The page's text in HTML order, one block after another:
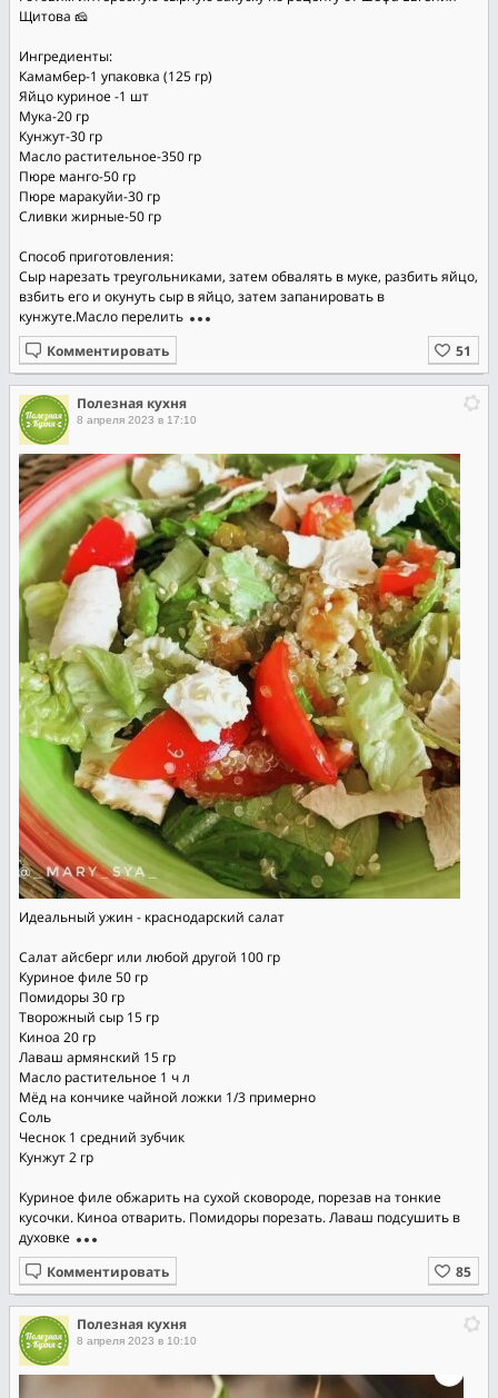
Щитова 🧀
Ингредиенты:
Камамбер-1 упаковка (125 гр)
Яйцо куриное -1 шт
Мука-20 гр
Кунжут-30 гр
Масло растительное-350 гр
Пюре манго-50 гр
Пюре маракуйи-30 гр
Сливки жирные-50 гр
Способ приготовления:
Сыр нарезать треугольниками, затем обвалять в муке, разбить яйцо,
взбить его и окунуть сыр в яйцо, затем запанировать в
кунжуте.Масло перелить
Комментировать
Полезная кухня
8 апреля 2023 в 17:10
Идеальный ужин - краснодарский салат
Салат айсберг или любой другой 100 гр
Куриное филе 50 гр
Помидоры 30 гр
Творожный сыр 15 гр
Киноа 20 гр
Лаваш армянский 15 гр
Масло растительное 1 ч л
Мёд на кончике чайной ложки 1/3 примерно
Соль
Чеснок 1 средний зубчик
Кунжут 2 гр
Куриное филе обжарить на сухой сковороде, порезав на тонкие
кусочки. Киноа отварить. Помидоры порезать. Лаваш подсушить в
духовке
Комментировать
Полезная кухня
8 апреля 2023 в 10:10